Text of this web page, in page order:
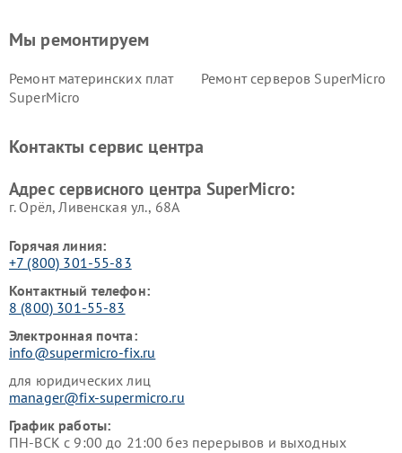
Мы ремонтируем
Ремонт материнских плат
SuperMicro
Ремонт серверов SuperMicro
Контакты сервис центра
Адрес сервисного центра SuperMicro:
г. Орёл, Ливенская ул., 68А
Горячая линия:
+7 (800) 301-55-83
Контактный телефон:
8 (800) 301-55-83
Электронная почта:
info@supermicro-fix.ru
для юридических лиц
manager@fix-supermicro.ru
График работы:
ПН-ВСК с 9:00 до 21:00 без перерывов и выходных